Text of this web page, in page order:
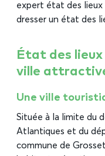
expert état des lieux
dresser un état des
État des
ville
Une ville
Située à la limite du
Atlantiques et du
commune de